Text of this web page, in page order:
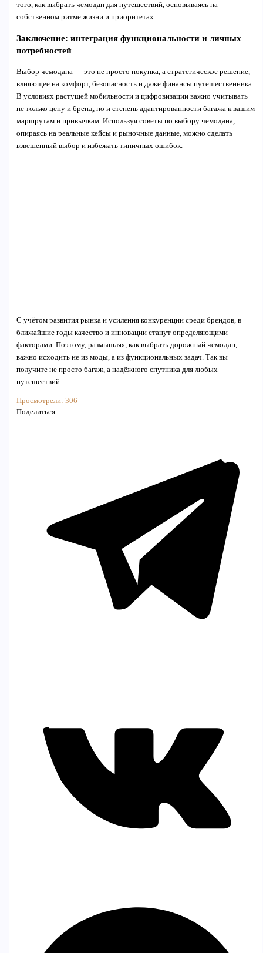
того, как выбрать чемодан для путешествий, основываясь на
собственном ритме жизни и приоритетах.
Заключение: интеграция функциональности и личных
потребностей
Выбор чемодана — это не просто покупка, а стратегическое решение,
влияющее на комфорт, безопасность и даже финансы путешественника.
В условиях растущей мобильности и цифровизации важно учитывать
не только цену и бренд, но и степень адаптированности багажа к вашим
маршрутам и привычкам. Используя советы по выбору чемодана,
опираясь на реальные кейсы и рыночные данные, можно сделать
взвешенный выбор и избежать типичных ошибок.
С учётом развития рынка и усиления конкуренции среди брендов, в
ближайшие годы качество и инновации станут определяющими
факторами. Поэтому, размышляя, как выбрать дорожный чемодан,
важно исходить не из моды, а из функциональных задач. Так вы
получите не просто багаж, а надёжного спутника для любых
путешествий.
Просмотрели: 306
Поделиться